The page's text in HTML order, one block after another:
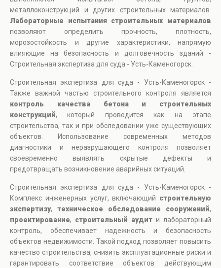
металлоконструкций и других строительных материалов.
Лабораторные испытания строительных материалов
позволяют определить прочность, плотность,
морозостойкость и другие характеристики, напрямую
влияющие на безопасность и долговечность зданий -
Строительная экспертиза для суда - Усть-Каменогорск.
Строительная экспертиза для суда - Усть-Каменогорск -
Также важной частью строительного контроля является
контроль качества бетона и строительных
конструкций, который проводится как на этапе
строительства, так и при обследовании уже существующих
объектов. Использование современных методов
диагностики и неразрушающего контроля позволяет
своевременно выявлять скрытые дефекты и
предотвращать возникновение аварийных ситуаций.
Строительная экспертиза для суда - Усть-Каменогорск -
Комплекс инженерных услуг, включающий строительную
экспертизу, техническое обследование сооружений,
проектирование, строительный аудит и лабораторный
контроль, обеспечивает надежность и безопасность
объектов недвижимости. Такой подход позволяет повысить
качество строительства, снизить эксплуатационные риски и
гарантировать соответствие объектов действующим